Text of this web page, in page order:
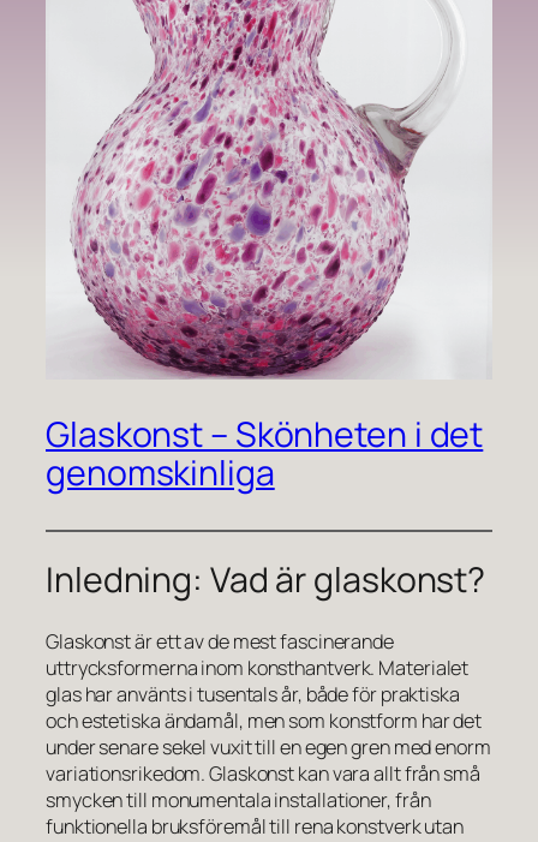
Glaskonst – Skönheten i det
genomskinliga
Inledning: Vad är glaskonst?
Glaskonst är ett av de mest fascinerande
uttrycksformerna inom konsthantverk. Materialet
glas har använts i tusentals år, både för praktiska
och estetiska ändamål, men som konstform har det
under senare sekel vuxit till en egen gren med enorm
variationsrikedom. Glaskonst kan vara allt från små
smycken till monumentala installationer, från
funktionella bruksföremål till rena konstverk utan